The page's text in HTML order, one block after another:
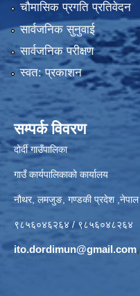
चौमासिक प्रगति प्रतिवेदन
सार्वजनिक सुनुवाई
सार्वजनिक परीक्षण
स्वत: प्रकाशन
सम्पर्क विवरण
दोर्दी गाउँपालिका
गाउँ कार्यपालिकाको कार्यालय
नौथर, लमजुङ, गण्डकी प्रदेश ,नेपाल
९८५६०४६२६४ / ९८५६०४८२६४
ito.dordimun@gmail.com,